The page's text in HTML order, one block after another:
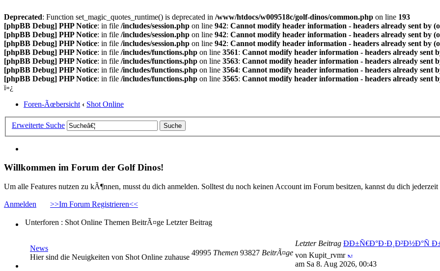
Deprecated: Function set_magic_quotes_runtime() is deprecated in /www/htdocs/w009518c/golf-dinos/common.php on line 193
[phpBB Debug] PHP Notice: in file /includes/session.php on line 942: Cannot modify header information - headers already sent by
[phpBB Debug] PHP Notice: in file /includes/session.php on line 942: Cannot modify header information - headers already sent by
[phpBB Debug] PHP Notice: in file /includes/session.php on line 942: Cannot modify header information - headers already sent by
[phpBB Debug] PHP Notice: in file /includes/functions.php on line 3561: Cannot modify header information - headers already sent
[phpBB Debug] PHP Notice: in file /includes/functions.php on line 3563: Cannot modify header information - headers already sent
[phpBB Debug] PHP Notice: in file /includes/functions.php on line 3564: Cannot modify header information - headers already sent
[phpBB Debug] PHP Notice: in file /includes/functions.php on line 3565: Cannot modify header information - headers already sent
ï»¿
Foren-Ãœbersicht ‹ Shot Online
Erweiterte Suche
Willkommen im Forum der Golf Dinos!
Um alle Features nutzen zu kÃ¶nnen, musst du dich anmelden. Solltest du noch keinen Account im Forum besitzen, kannst du dich jederzeit
Anmelden >>Im Forum Registrieren<<
Unterforen : Shot Online Themen BeitrÃ¤ge Letzter Beitrag
News
Hier sind die Neuigkeiten von Shot Online zuhause
49995 Themen 93827 BeitrÃ¤ge
Letzter Beitrag ÐÐ±Ñ€Ð°Ð·Ð¸Ð²Ð½Ð°Ñ
von Kupit_rvmr
am Sa 8. Aug 2026, 00:43